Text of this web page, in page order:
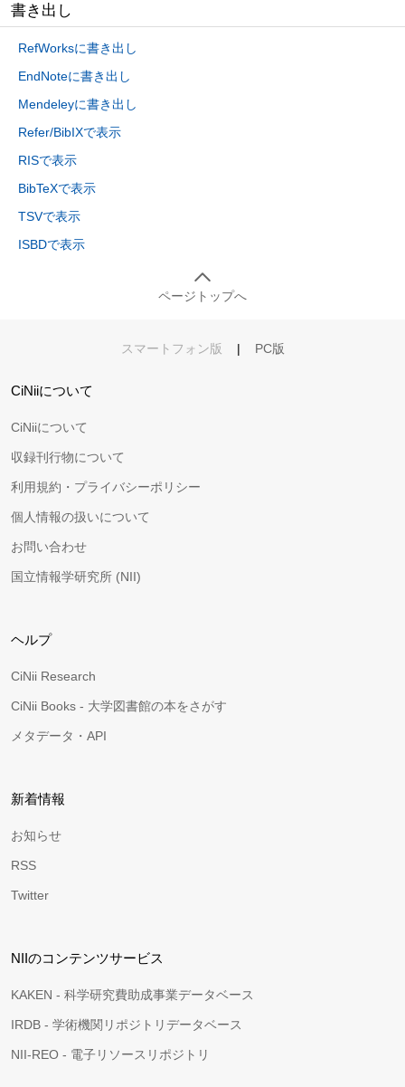
書き出し
RefWorksに書き出し
EndNoteに書き出し
Mendeleyに書き出し
Refer/BibIXで表示
RISで表示
BibTeXで表示
TSVで表示
ISBDで表示
ページトップへ
スマートフォン版 | PC版
CiNiiについて
CiNiiについて
収録刊行物について
利用規約・プライバシーポリシー
個人情報の扱いについて
お問い合わせ
国立情報学研究所 (NII)
ヘルプ
CiNii Research
CiNii Books - 大学図書館の本をさがす
メタデータ・API
新着情報
お知らせ
RSS
Twitter
NIIのコンテンツサービス
KAKEN - 科学研究費助成事業データベース
IRDB - 学術機関リポジトリデータベース
NII-REO - 電子リソースリポジトリ